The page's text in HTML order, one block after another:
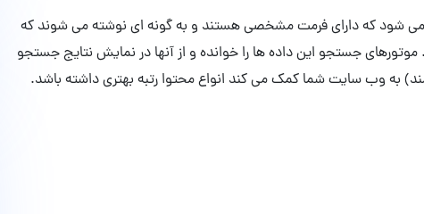
می شود که دارای فرمت مشخصی هستند و به گونه ای نوشته می شوند که
جستجو این داده ها را خوانده و از آنها در نمایش نتایج جستجو
به وب سایت شما کمک می کند انواع محتوا رتبه بهتری داشته باشد.